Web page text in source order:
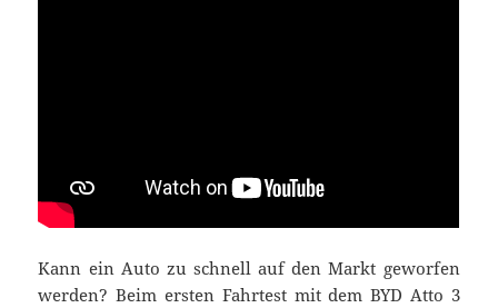
Kann ein Auto zu schnell auf den Markt geworfen
werden? Beim ersten Fahrtest mit dem BYD Atto 3